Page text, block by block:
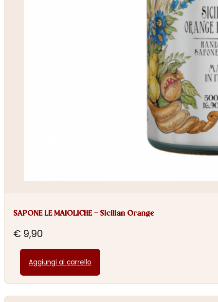
SAPONE LE MAIOLICHE – Sicilian Orange
€ 9,90
Aggiungi al carrello